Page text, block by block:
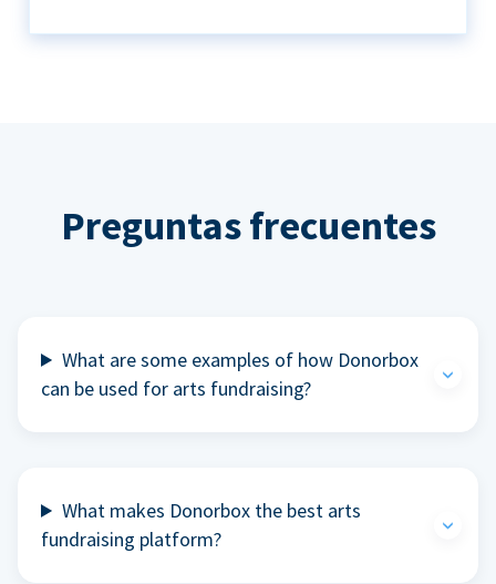
Preguntas frecuentes
What are some examples of how Donorbox
can be used for arts fundraising?
What makes Donorbox the best arts
fundraising platform?